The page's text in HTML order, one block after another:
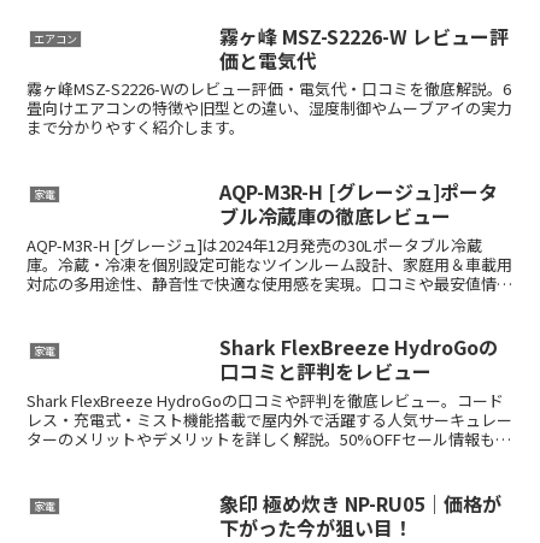
エアコン
霧ヶ峰 MSZ-S2226-W レビュー評
価と電気代
霧ヶ峰MSZ-S2226-Wのレビュー評価・電気代・口コミを徹底解説。6
畳向けエアコンの特徴や旧型との違い、湿度制御やムーブアイの実力
まで分かりやすく紹介します。
家電
AQP-M3R-H [グレージュ]ポータ
ブル冷蔵庫の徹底レビュー
AQP-M3R-H [グレージュ]は2024年12月発売の30Lポータブル冷蔵
庫。冷蔵・冷凍を個別設定可能なツインルーム設計、家庭用＆車載用
対応の多用途性、静音性で快適な使用感を実現。口コミや最安値情報
家電
Shark FlexBreeze HydroGoの
口コミと評判をレビュー
Shark FlexBreeze HydroGoの口コミや評判を徹底レビュー。コード
レス・充電式・ミスト機能搭載で屋内外で活躍する人気サーキュレー
ターのメリットやデメリットを詳しく解説。50%OFFセール情報も紹
家電
象印 極め炊き NP-RU05｜価格が
下がった今が狙い目！